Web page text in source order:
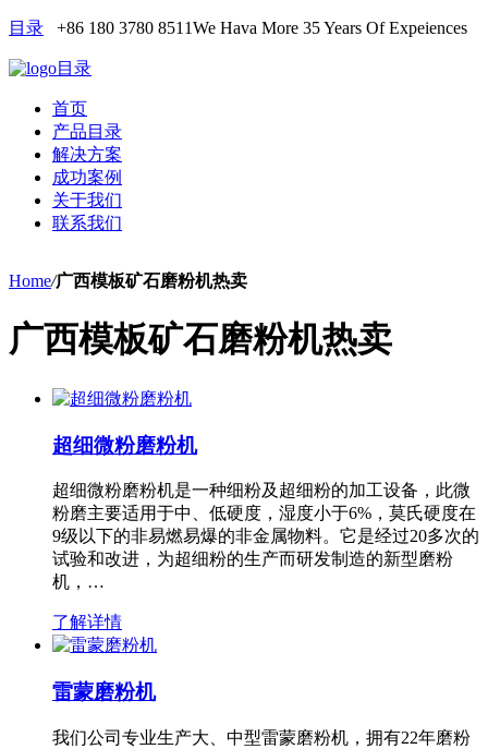
目录 +86 180 3780 8511We Hava More 35 Years Of Expeiences
目录
首页
产品目录
解决方案
成功案例
关于我们
联系我们
Home/广西模板矿石磨粉机热卖
广西模板矿石磨粉机热卖
超细微粉磨粉机
超细微粉磨粉机是一种细粉及超细粉的加工设备，此微
粉磨主要适用于中、低硬度，湿度小于6%，莫氏硬度在
9级以下的非易燃易爆的非金属物料。它是经过20多次的
试验和改进，为超细粉的生产而研发制造的新型磨粉
机，…
了解详情
雷蒙磨粉机
我们公司专业生产大、中型雷蒙磨粉机，拥有22年磨粉